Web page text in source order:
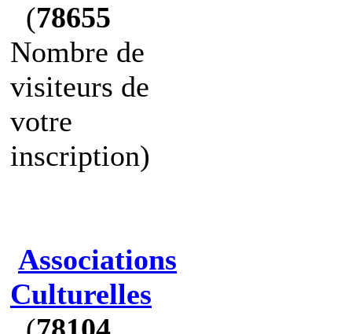
(78655
Nombre de
visiteurs de
votre
inscription)
Associations
Culturelles